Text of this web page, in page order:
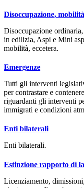
Disoccupazione,
Disoccupazione
in edilizia, Aspi e Mini
mobilità, eccetera.
Emergenze
Tutti gli interventi
per contrastare e
riguardanti gli interventi
immigrati e condizioni
Enti bilaterali
Enti bilaterali.
Estinzione rapporto di
Licenziamento,